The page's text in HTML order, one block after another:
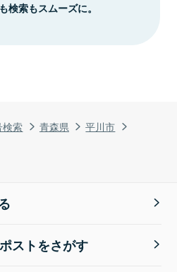
検索 青森県
平川市
検索もスムーズに。
ストをさがす